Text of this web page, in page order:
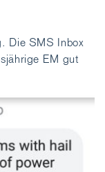
Die SMS Inbox
EM gut